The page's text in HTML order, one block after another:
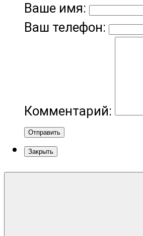
Ваше имя:
Ваш телефон:
Комментарий:
Отправить
Закрыть